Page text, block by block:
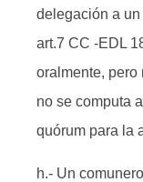
delegación a un
art.7 CC -EDL
oralmente, pero
no se computa
quórum para la
h.- Un